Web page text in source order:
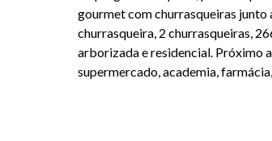
gourmet com churrasqueiras junto
churrasqueira, 2 churrasqueiras,
arborizada e residencial. Próximo
supermercado, academia,